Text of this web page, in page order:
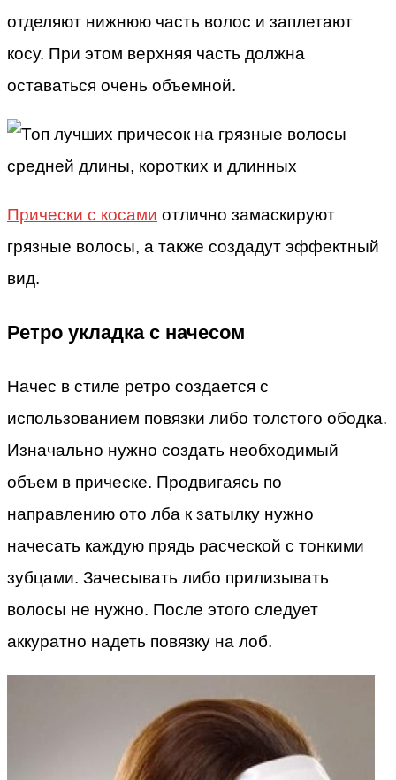
отделяют нижнюю часть волос и заплетают
косу. При этом верхняя часть должна
оставаться очень объемной.
Прически с косами отлично замаскируют
грязные волосы, а также создадут эффектный
вид.
Ретро укладка с начесом
Начес в стиле ретро создается с
использованием повязки либо толстого ободка.
Изначально нужно создать необходимый
объем в прическе. Продвигаясь по
направлению ото лба к затылку нужно
начесать каждую прядь расческой с тонкими
зубцами. Зачесывать либо прилизывать
волосы не нужно. После этого следует
аккуратно надеть повязку на лоб.